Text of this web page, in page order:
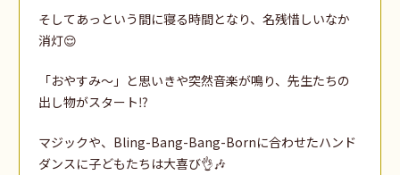
そしてあっという間に寝る時間となり、名残惜しいなか
消灯😌
「おやすみ～」と思いきや突然音楽が鳴り、先生たちの
出し物がスタート⁉️
マジックや、Bling-Bang-Bang-Bornに合わせたハンド
ダンスに子どもたちは大喜び👌🎶